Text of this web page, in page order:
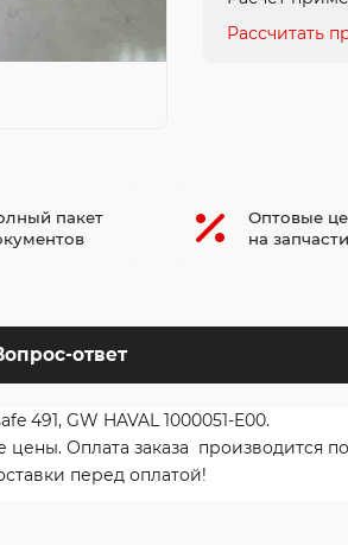
Рассчитать
пакет
Оптовые
на запчасти
ответ
491, GW HAVAL 1000051-E00.
Оплата заказа производится
перед оплатой!